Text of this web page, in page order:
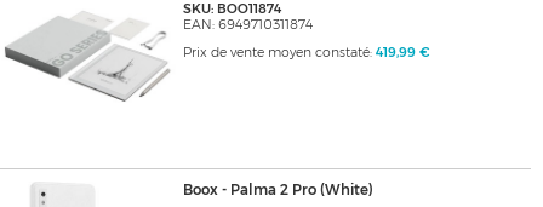
SKU: BOO11874
EAN: 6949710311874
Prix de vente moyen constaté: 419,99 €
Boox - Palma 2 Pro (White)